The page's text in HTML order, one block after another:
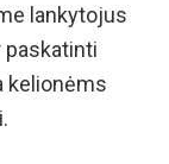
lankytojus
paskatinti
kelionėms